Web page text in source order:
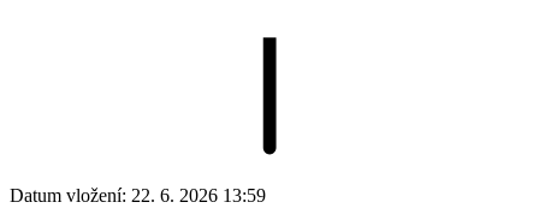
Datum vložení: 22. 6. 2026 13:59